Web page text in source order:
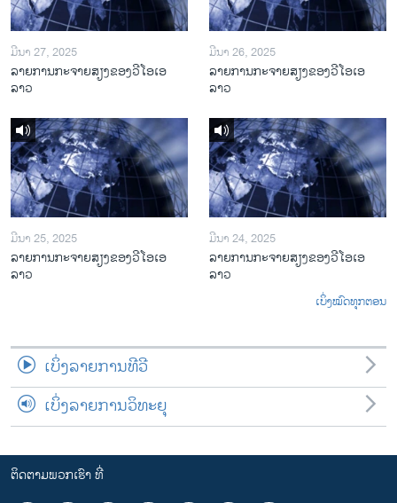
ມີນາ 27, 2025
ລາຍການກະຈາຍສຽງຂອງວີໂອເອ
ລາວ
ມີນາ 26, 2025
ລາຍການກະຈາຍສຽງຂອງວີໂອເອ
ລາວ
ມີນາ 25, 2025
ລາຍການກະຈາຍສຽງຂອງວີໂອເອ
ລາວ
ມີນາ 24, 2025
ລາຍການກະຈາຍສຽງຂອງວີໂອເອ
ລາວ
ເບິ່ງໝົດທຸກຕອນ
ເບິ່ງລາຍການທີວີ
ເບິ່ງລາຍການວິທະຍຸ
ຕິດຕາມພວກເຮົາ ທີ່